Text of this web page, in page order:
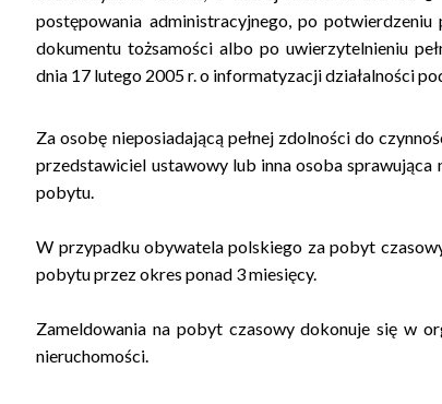
postępowania administracyjnego, po
dokumentu tożsamości albo po uwierzytelnieniu
dnia 17 lutego 2005 r. o informatyzacji działalności
Za osobę nieposiadającą pełnej zdolności do
przedstawiciel ustawowy lub inna osoba
pobytu.
W przypadku obywatela polskiego za pobyt
pobytu przez okres ponad 3 miesięcy.
Zameldowania na pobyt czasowy dokonuje się w
nieruchomości.